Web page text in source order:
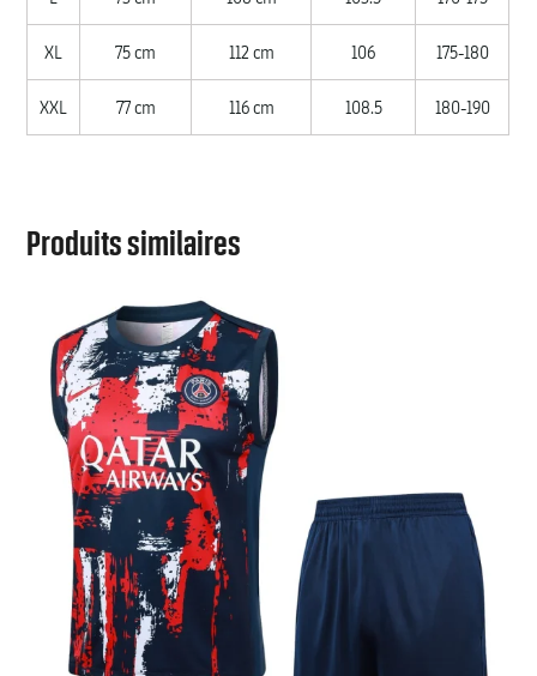
XL 75 cm 112 cm 106 175-180
XXL 77 cm 116 cm 108.5 180-190
Produits similaires